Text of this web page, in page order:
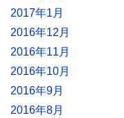
2017年1月
2016年12月
2016年11月
2016年10月
2016年9月
2016年8月